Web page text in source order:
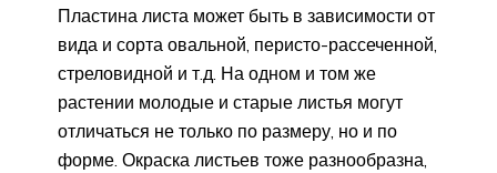
Пластина листа может быть в зависимости от
вида и сорта овальной, перисто-рассеченной,
стреловидной и т.д. На одном и том же
растении молодые и старые листья могут
отличаться не только по размеру, но и по
форме. Окраска листьев тоже разнообразна,